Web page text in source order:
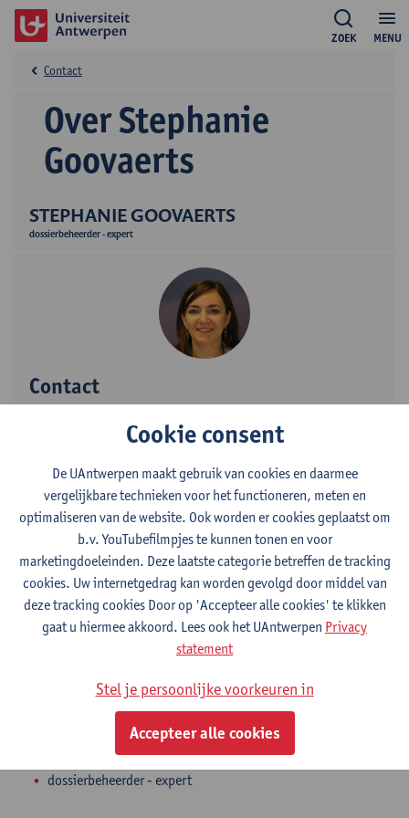
MENU
ZOEK
STEPHANIE GOOVAERTS
dossierbeheerder - expert
Over Stephanie
Goovaerts
Contact
Contact
Campus Drie Eiken
+3232659586
Universiteitsplein 1
2610 Wilrijk, BEL
Afdeling
Decanaat Geneeskunde en Gezondheidswetenschappen
Statuut & functies
Admin. & techn. personeel
dossierbeheerder - expert
Cookie consent
De UAntwerpen maakt gebruik van cookies en daarmee
vergelijkbare technieken voor het functioneren, meten en
optimaliseren van de website. Ook worden er cookies geplaatst om
b.v. YouTubefilmpjes te kunnen tonen en voor
marketingdoeleinden. Deze laatste categorie betreffen de tracking
cookies. Uw internetgedrag kan worden gevolgd door middel van
deze tracking cookies Door op 'Accepteer alle cookies' te klikken
gaat u hiermee akkoord. Lees ook het UAntwerpen Privacy
statement
Stel je persoonlijke voorkeuren in
Accepteer alle cookies